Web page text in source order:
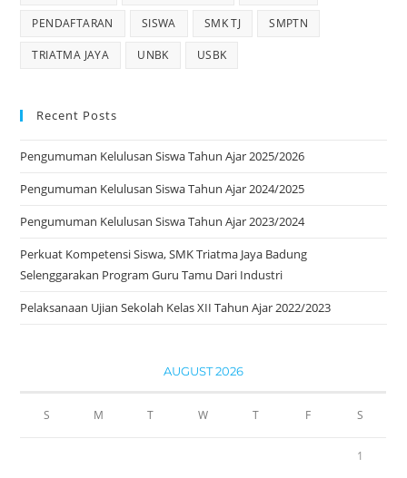
PENDAFTARAN SISWA SMK TJ SMPTN
TRIATMA JAYA UNBK USBK
Recent Posts
Pengumuman Kelulusan Siswa Tahun Ajar 2025/2026
Pengumuman Kelulusan Siswa Tahun Ajar 2024/2025
Pengumuman Kelulusan Siswa Tahun Ajar 2023/2024
Perkuat Kompetensi Siswa, SMK Triatma Jaya Badung
Selenggarakan Program Guru Tamu Dari Industri
Pelaksanaan Ujian Sekolah Kelas XII Tahun Ajar 2022/2023
AUGUST 2026
S M T W T F S
1